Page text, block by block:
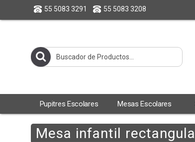
55 5083 3291 55 5083 3208
Pupitres Escolares Mesas Escolares
Mesa infantil